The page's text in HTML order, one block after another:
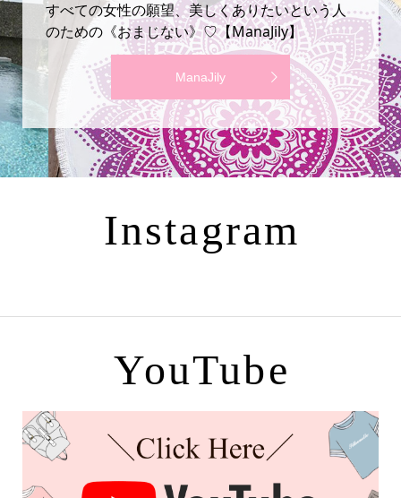
すべての女性の願望、美しくありたいという人
のための《おまじない》♡【ManaJily】
ManaJily
Instagram
YouTube